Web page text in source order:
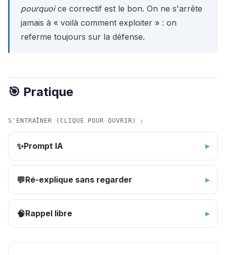
pourquoice correctif est le bon. On ne s'arrête
jamais à « voilà comment exploiter » : on
referme toujours sur la défense.
🎯 Pratique
S'ENTRAÎNER (CLIQUE POUR OUVRIR) :
✨Prompt IA
💬Ré-explique sans regarder
🧠Rappel libre